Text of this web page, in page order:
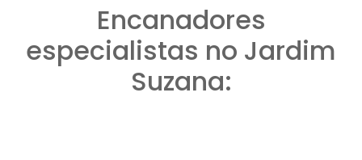
Encanadores
especialistas no Jardim
Suzana: